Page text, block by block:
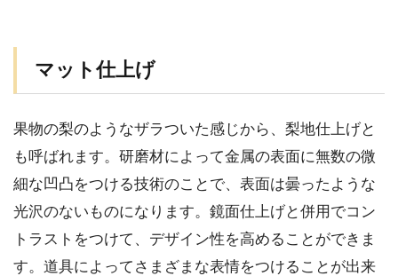
マット仕上げ
果物の梨のようなザラついた感じから、梨地仕上げと
も呼ばれます。研磨材によって金属の表面に無数の微
細な凹凸をつける技術のことで、表面は曇ったような
光沢のないものになります。鏡面仕上げと併用でコン
トラストをつけて、デザイン性を高めることができま
す。道具によってさまざまな表情をつけることが出来